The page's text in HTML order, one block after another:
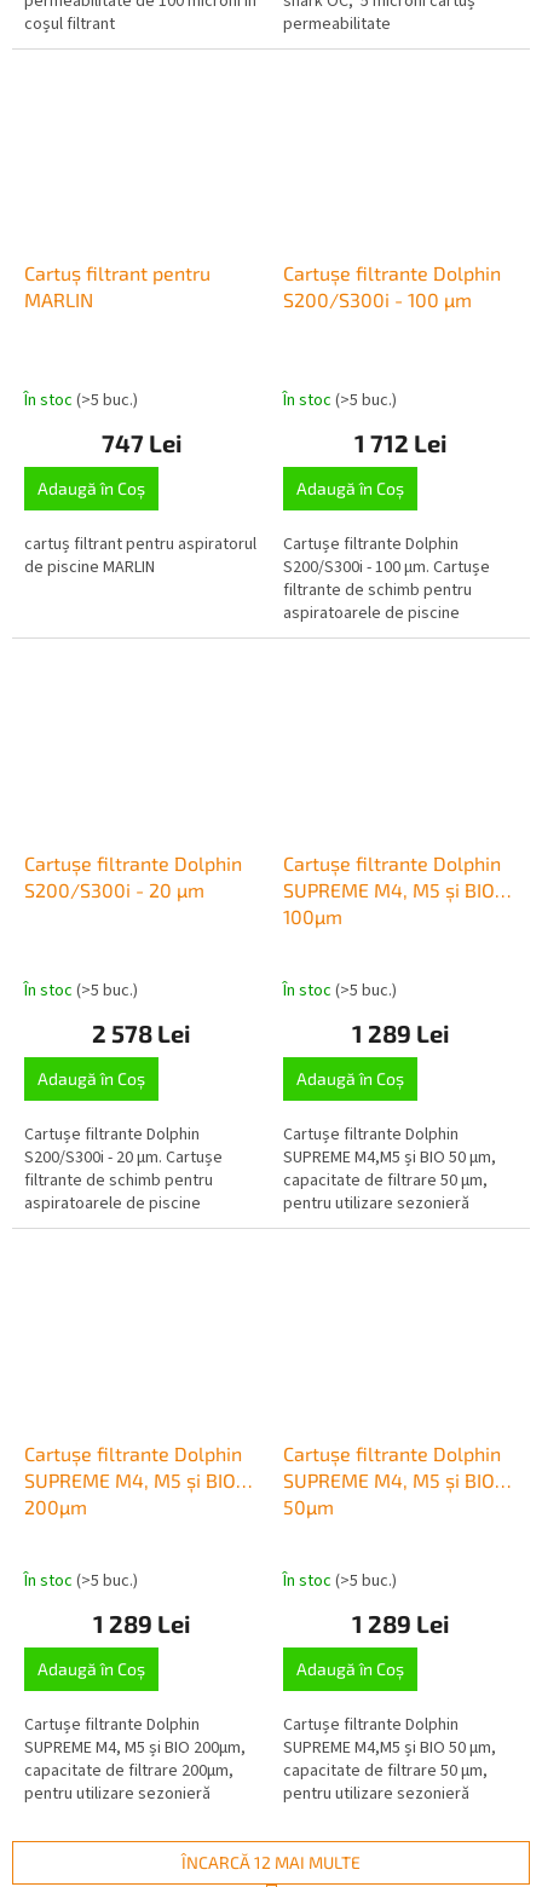
coșul filtrant
permeabilitate
Cartuș filtrant pentru
MARLIN
În stoc (>5 buc.)
747 Lei
Adaugă în Coş
cartuș filtrant pentru aspiratorul
de piscine MARLIN
Cartușe filtrante Dolphin
S200/S300i - 100 µm
În stoc (>5 buc.)
1 712 Lei
Adaugă în Coş
Cartușe filtrante Dolphin
S200/S300i - 100 µm. Cartușe
filtrante de schimb pentru
aspiratoarele de piscine
Dolphin, potrivite pentru seriile
Cartușe filtrante Dolphin
S200/S300i - 20 µm
În stoc (>5 buc.)
2 578 Lei
Adaugă în Coş
Cartușe filtrante Dolphin
S200/S300i - 20 µm. Cartușe
filtrante de schimb pentru
aspiratoarele de piscine
Dolphin, concepute pentru
Cartușe filtrante Dolphin
SUPREME M4, M5 și BIO
100µm
În stoc (>5 buc.)
1 289 Lei
Adaugă în Coş
Cartușe filtrante Dolphin
SUPREME M4,M5 și BIO 50 µm,
capacitate de filtrare 50 µm,
pentru utilizare sezonieră
normală
Cartușe filtrante Dolphin
SUPREME M4, M5 și BIO
200µm
În stoc (>5 buc.)
1 289 Lei
Adaugă în Coş
Cartușe filtrante Dolphin
SUPREME M4, M5 și BIO 200µm,
capacitate de filtrare 200µm,
pentru utilizare sezonieră
Cartușe filtrante Dolphin
SUPREME M4, M5 și BIO
50µm
În stoc (>5 buc.)
1 289 Lei
Adaugă în Coş
Cartușe filtrante Dolphin
SUPREME M4,M5 și BIO 50 µm,
capacitate de filtrare 50 µm,
pentru utilizare sezonieră
ÎNCARCĂ 12 MAI MULTE